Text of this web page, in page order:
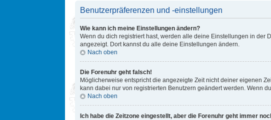
Benutzerpräferenzen und -einstellungen
Wie kann ich meine Einstellungen ändern?
Wenn du dich registriert hast, werden alle deine Einstellungen in der
angezeigt. Dort kannst du alle deine Einstellungen ändern.
Nach oben
Die Forenuhr geht falsch!
Möglicherweise entspricht die angezeigte Zeit nicht deiner eigenen
kann dabei nur von registrierten Benutzern geändert werden. Wenn
Nach oben
Ich habe die Zeitzone eingestellt, aber die Forenuhr geht immer